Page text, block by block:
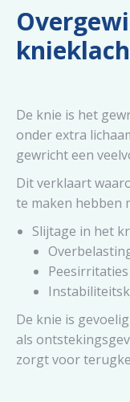
De knie is het
onder extra
gewricht een
Dit verklaart
te maken hebben
Slijtage in het
Peesirritaties
De knie is
als
zorgt voor